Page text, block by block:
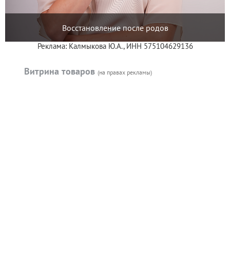
Восстановление после родов
Реклама: Калмыкова Ю.А., ИНН 575104629136
Витрина товаров (на правах рекламы)